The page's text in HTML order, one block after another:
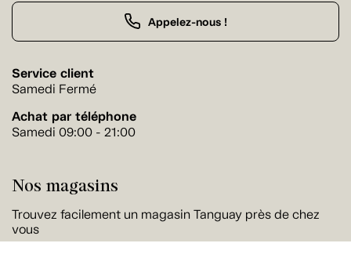
Appelez-nous !
Service client
Samedi Fermé
Achat par téléphone
Samedi 09:00 - 21:00
Nos magasins
Trouvez facilement un magasin Tanguay près de chez
vous